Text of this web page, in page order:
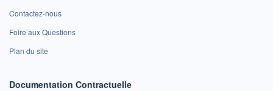
Contactez-nous
Foire aux Questions
Plan du site
Documentation Contractuelle